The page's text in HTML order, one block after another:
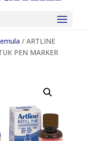
/ ARTLINE
PEN MARKER